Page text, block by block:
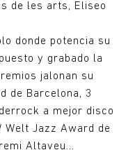
de les arts, Eliseo
donde potencia su
y grabado la
jalonan su
de Barcelona, 3
a mejor disco
Welt Jazz Award de
Altaveu...